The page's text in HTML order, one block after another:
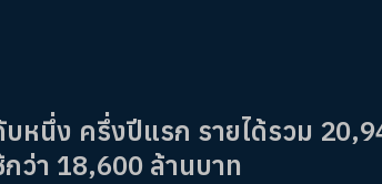
หนึ่ง ครึ่งปีแรก รายได้รวม
ว่า 18,600 ล้านบาท